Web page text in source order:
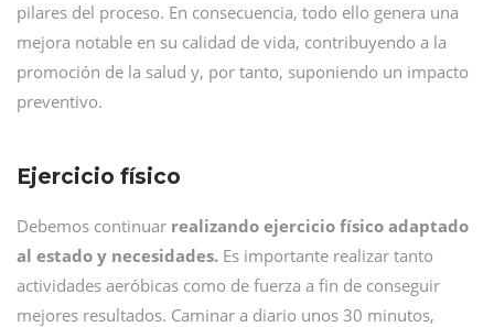
pilares del proceso. En consecuencia, todo ello genera una
mejora notable en su calidad de vida, contribuyendo a la
promoción de la salud y, por tanto, suponiendo un impacto
preventivo.
Ejercicio físico
Debemos continuar realizando ejercicio físico adaptado
al estado y necesidades. Es importante realizar tanto
actividades aeróbicas como de fuerza a fin de conseguir
mejores resultados. Caminar a diario unos 30 minutos,